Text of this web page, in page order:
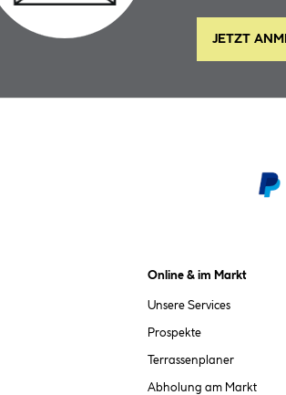
JETZT
Online & im Markt
Unsere Services
Prospekte
Terrassenplaner
Abholung am Markt